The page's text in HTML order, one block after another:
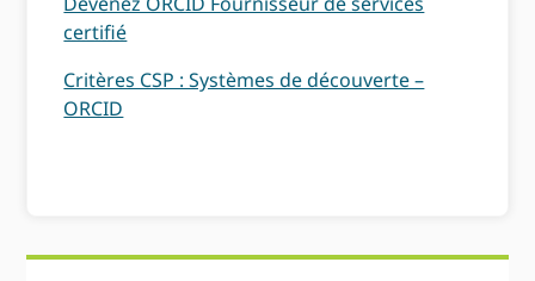
certifié
Critères CSP : Systèmes de découverte –
ORCID